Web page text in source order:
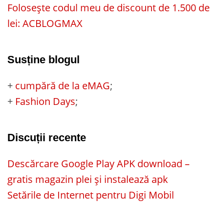
Folosește codul meu de discount de 1.500 de
lei: ACBLOGMAX
Susține blogul
+ cumpără de la eMAG;
+ Fashion Days;
Discuții recente
Descărcare Google Play APK download –
gratis magazin plei și instalează apk
Setările de Internet pentru Digi Mobil